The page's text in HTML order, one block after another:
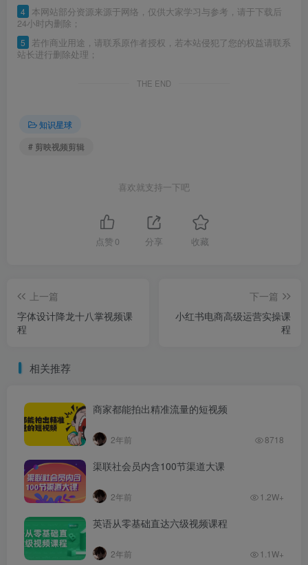
4 本网站部分资源来源于网络，仅供大家学习与参考，请于下载后
24小时内删除；
5
若作商业用途，请联系原作者授权，若本站侵犯了您的权益请联系
站长进行删除处理；
THE END
知识星球
# 剪映视频剪辑
喜欢就支持一下吧
点赞 0 分享 收藏
上一篇
字体设计降龙十八掌视频课
程
下一篇
小红书电商高级运营实操课
程
相关推荐
商家都能拍出精准流量的短视频
2年前 8718
渠联社会员内含100节渠道大课
2年前 1.2W+
英语从零基础直达六级视频课程
2年前 1.1W+